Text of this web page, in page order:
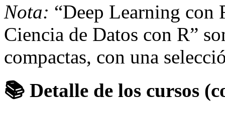
Nota: “Deep Learning con
Ciencia de Datos con R”
compactas, con una
📚 Detalle de los cursos